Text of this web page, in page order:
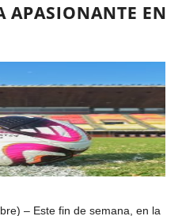
APASIONANTE EN
– Este fin de semana, en la